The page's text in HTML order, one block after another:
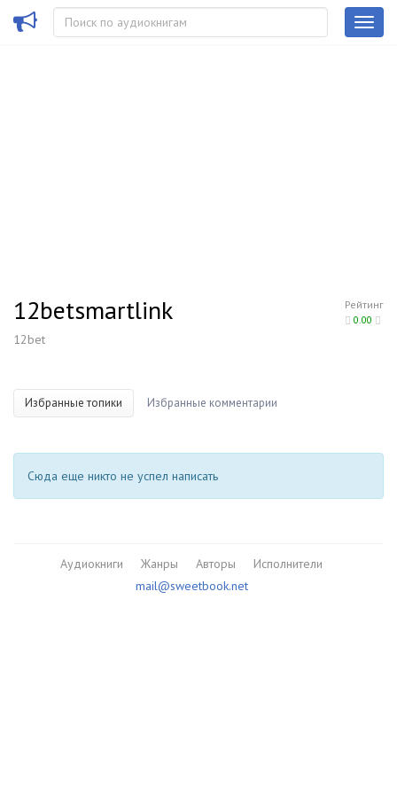
Рейтинг
0.00
12betsmartlink
12bet
Избранные топики Избранные комментарии
Сюда еще никто не успел написать
Аудиокниги Жанры Авторы
Исполнители
mail@sweetbook.net